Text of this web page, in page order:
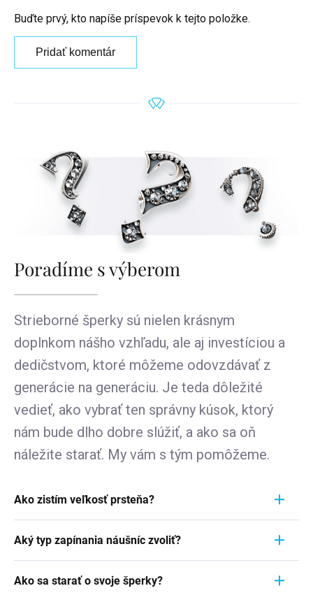
Buďte prvý, kto napíše príspevok k tejto položke.
Pridať komentár
Poradíme s výberom
Strieborné šperky sú nielen krásnym
doplnkom nášho vzhľadu, ale aj investíciou a
dedičstvom, ktoré môžeme odovzdávať z
generácie na generáciu. Je teda dôležité
vedieť, ako vybrať ten správny kúsok, ktorý
nám bude dlho dobre slúžiť, a ako sa oň
náležite starať. My vám s tým pomôžeme.
Ako zistím veľkosť prsteňa?
Aby ste zistili jeho veľkosť, vezmite pravítko a
položte ho priamo na prstienok, ktorý momentálne
nosíte. Dôležité je zamerať sa na jeho VNÚTORNÝ
Aký typ zapínania náušníc zvoliť?
pohodlie, bezpečnosť a štýl náušníc. Strieborné
Ako sa starať o svoje šperky?